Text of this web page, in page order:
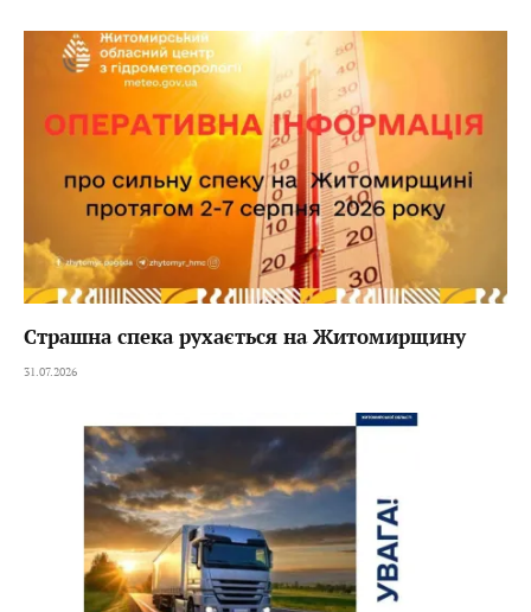
Страшна спека рухається на Житомирщину
31.07.2026